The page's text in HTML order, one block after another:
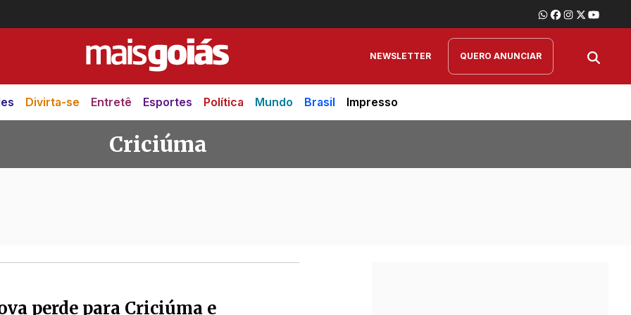
NEWSLETTER QUERO ANUNCIAR
Divirta-se Entretê Esportes Política Mundo Brasil Impresso
Criciúma
perde para Criciúma e